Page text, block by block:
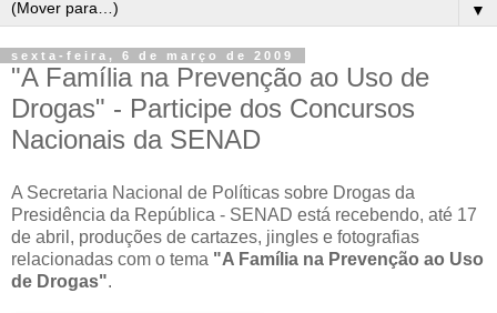
▼
sexta-feira, 6 de março de 2009
"A Família na Prevenção ao Uso de
Drogas" - Participe dos Concursos
Nacionais da SENAD
A Secretaria Nacional de Políticas sobre Drogas da
Presidência da República - SENAD está recebendo, até 17
de abril, produções de cartazes, jingles e fotografias
relacionadas com o tema "A Família na Prevenção ao Uso
de Drogas".